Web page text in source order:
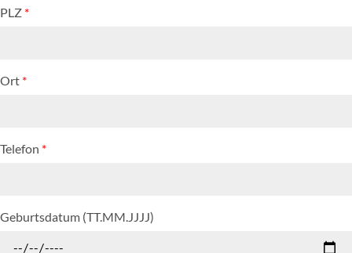
PLZ *
Ort *
Telefon *
Geburtsdatum (TT.MM.JJJJ)